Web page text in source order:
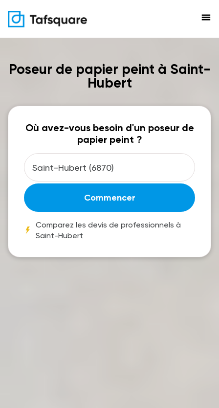
menu
Poseur de papier peint à Saint-
Hubert
Où avez-vous besoin d'un poseur de
papier peint ?
Commencer
Comparez les devis de professionnels à
Saint-Hubert